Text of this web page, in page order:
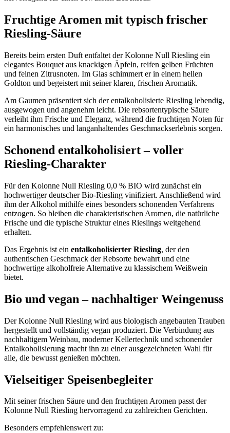
Fruchtige Aromen mit typisch frischer
Riesling-Säure
Bereits beim ersten Duft entfaltet der Kolonne Null Riesling ein
elegantes Bouquet aus knackigen Äpfeln, reifen gelben Früchten
und feinen Zitrusnoten. Im Glas schimmert er in einem hellen
Goldton und begeistert mit seiner klaren, frischen Aromatik.
Am Gaumen präsentiert sich der entalkoholisierte Riesling lebendig,
ausgewogen und angenehm leicht. Die rebsortentypische Säure
verleiht ihm Frische und Eleganz, während die fruchtigen Noten für
ein harmonisches und langanhaltendes Geschmackserlebnis sorgen.
Schonend entalkoholisiert – voller
Riesling-Charakter
Für den Kolonne Null Riesling 0,0 % BIO wird zunächst ein
hochwertiger deutscher Bio-Riesling vinifiziert. Anschließend wird
ihm der Alkohol mithilfe eines besonders schonenden Verfahrens
entzogen. So bleiben die charakteristischen Aromen, die natürliche
Frische und die typische Struktur eines Rieslings weitgehend
erhalten.
Das Ergebnis ist ein entalkoholisierter Riesling, der den
authentischen Geschmack der Rebsorte bewahrt und eine
hochwertige alkoholfreie Alternative zu klassischem Weißwein
bietet.
Bio und vegan – nachhaltiger Weingenuss
Der Kolonne Null Riesling wird aus biologisch angebauten Trauben
hergestellt und vollständig vegan produziert. Die Verbindung aus
nachhaltigem Weinbau, moderner Kellertechnik und schonender
Entalkoholisierung macht ihn zu einer ausgezeichneten Wahl für
alle, die bewusst genießen möchten.
Vielseitiger Speisenbegleiter
Mit seiner frischen Säure und den fruchtigen Aromen passt der
Kolonne Null Riesling hervorragend zu zahlreichen Gerichten.
Besonders empfehlenswert zu: